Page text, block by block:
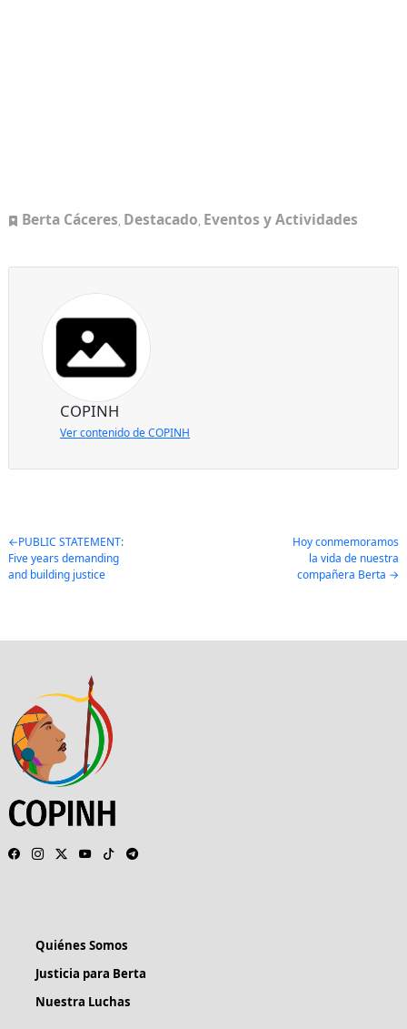
Berta Cáceres, Destacado, Eventos y Actividades
COPINH
Ver contenido de COPINH
Post
navigation
PUBLIC STATEMENT:
Five years demanding
and building justice
Hoy conmemoramos
la vida de nuestra
compañera Berta
Quiénes Somos
Justicia para Berta
Nuestra Luchas